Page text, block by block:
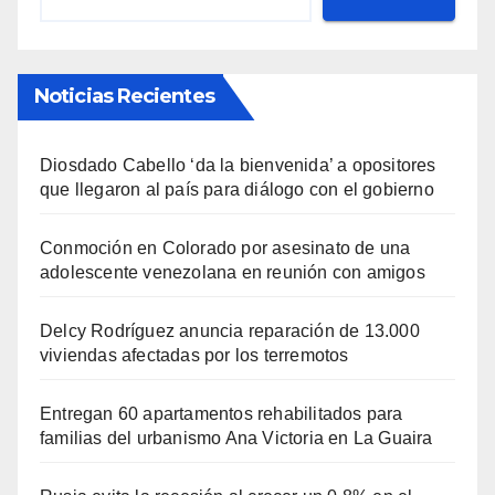
Noticias Recientes
Diosdado Cabello ‘da la bienvenida’ a opositores
que llegaron al país para diálogo con el gobierno
Conmoción en Colorado por asesinato de una
adolescente venezolana en reunión con amigos
Delcy Rodríguez anuncia reparación de 13.000
viviendas afectadas por los terremotos
Entregan 60 apartamentos rehabilitados para
familias del urbanismo Ana Victoria en La Guaira